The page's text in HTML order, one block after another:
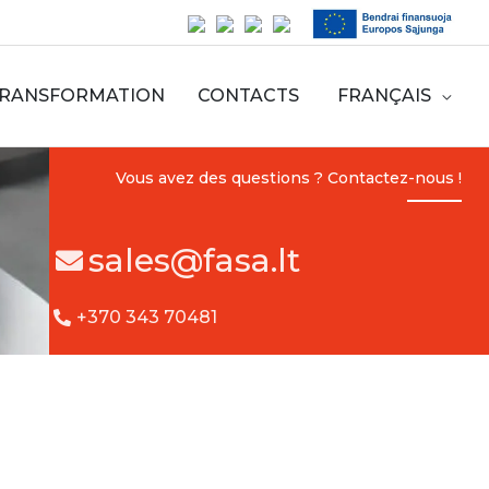
CONTACTS FRANÇAIS
Vous avez des questions ? Contactez-nous !
sales@fasa.lt
+370 343 70481